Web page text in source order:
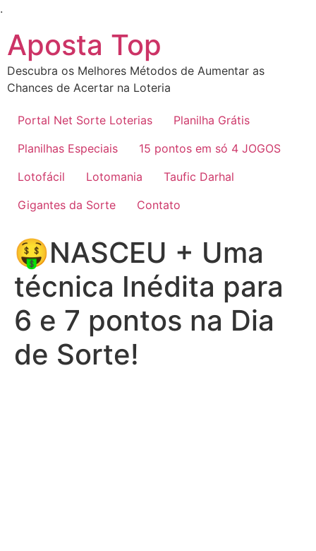
.
conteúdo
Aposta Top
Descubra os Melhores Métodos de Aumentar as
Chances de Acertar na Loteria
Portal Net Sorte Loterias
Planilha Grátis
Planilhas Especiais
15 pontos em só 4 JOGOS
Lotofácil
Lotomania
Taufic Darhal
Gigantes da Sorte
Contato
🤑NASCEU + Uma
técnica Inédita para
6 e 7 pontos na Dia
de Sorte!